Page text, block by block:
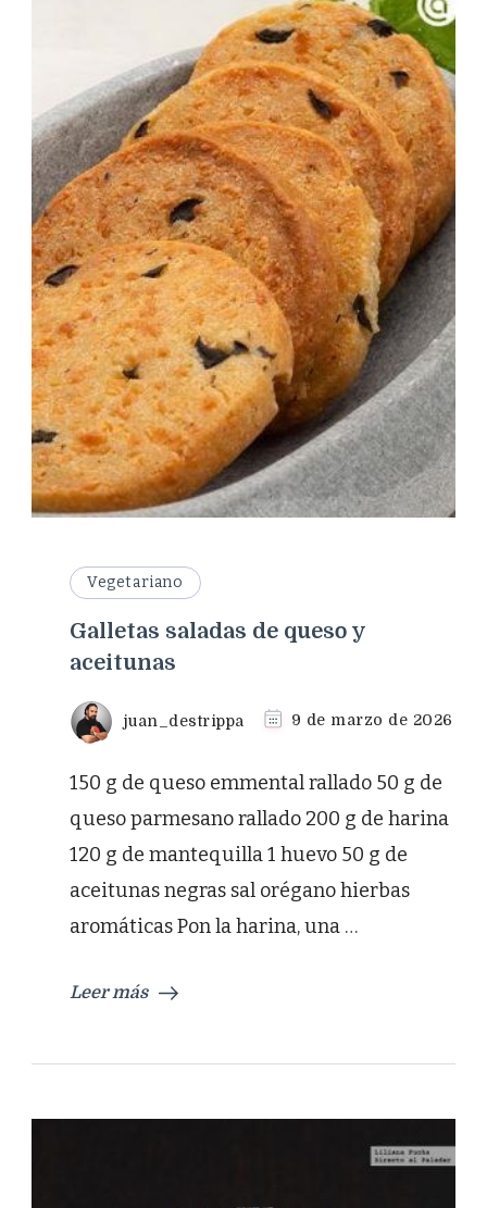
Vegetariano
Galletas saladas de queso y
aceitunas
juan_destrippa 9 de marzo de 2026
150 g de queso emmental rallado 50 g de
queso parmesano rallado 200 g de harina
120 g de mantequilla 1 huevo 50 g de
aceitunas negras sal orégano hierbas
aromáticas Pon la harina, una …
Leer más